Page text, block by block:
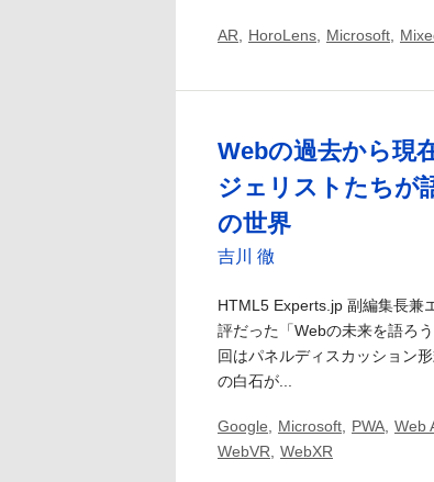
AR HoroLens Microsoft
Webの過去から現
ジェリストたちが
の世界
吉川 徹
HTML5 Experts.jp 副編集長兼
評だった「Webの未来を語ろ
回はパネルディスカッション
の白石が...
Google Microsoft PWA Web
WebVR
WebXR